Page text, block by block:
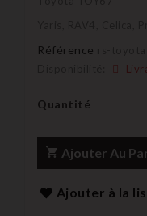
Référence
Quantité
Ajouter Au
Ajouter à la